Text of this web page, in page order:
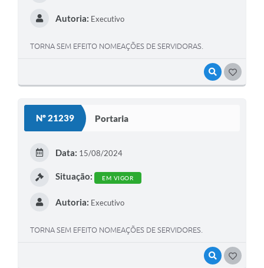
VISUALIZAR
Autoria: Executivo
TORNA SEM EFEITO NOMEAÇÕES DE SERVIDORAS.
Nº 21239 Portaria
VISUALIZAR
Data: 15/08/2024
Situação: EM VIGOR
Autoria: Executivo
TORNA SEM EFEITO NOMEAÇÕES DE SERVIDORES.